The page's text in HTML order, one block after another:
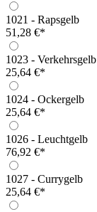
1021 - Rapsgelb
51,28 €*
1023 - Verkehrsgelb
25,64 €*
1024 - Ockergelb
25,64 €*
1026 - Leuchtgelb
76,92 €*
1027 - Currygelb
25,64 €*